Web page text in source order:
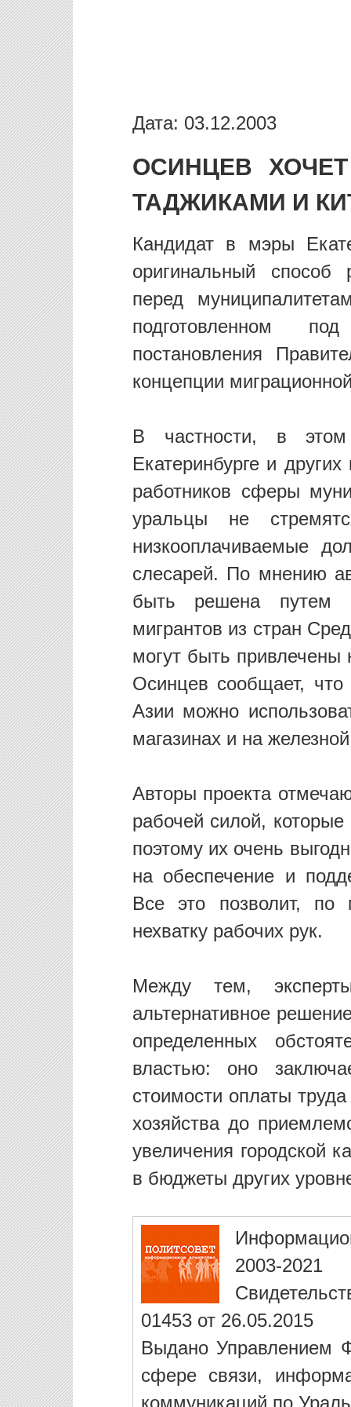
Дата: 03.12.2003
ОСИНЦЕВ
ТАДЖИКАМИ И
Кандидат в мэры
оригинальный
перед
подготовленном
постановления
концепции
В частности, в
Екатеринбурге и
работников сферы
уральцы не
низкооплачиваемые
слесарей. По мнению
быть решена путем
мигрантов из стран
могут быть
Осинцев сообщает,
Азии можно
магазинах и на
Авторы проекта
рабочей силой,
поэтому их очень
на обеспечение и
Все это позволит, по
нехватку рабочих рук.
Между тем,
альтернативное
определенных
властью: оно
стоимости оплаты
хозяйства до
увеличения городской
в бюджеты других
2003-2021
01453 от 26.05.2015
Выдано Управлением
сфере связи,